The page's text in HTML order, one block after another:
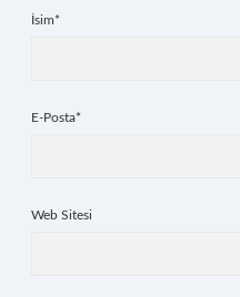
İsim*
E-Posta*
Web Sitesi